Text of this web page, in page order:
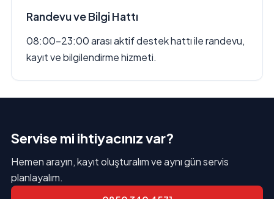
Randevu ve Bilgi Hattı
08:00–23:00 arası aktif destek hattı ile randevu,
kayıt ve bilgilendirme hizmeti.
Servise mi ihtiyacınız var?
Hemen arayın, kayıt oluşturalım ve aynı gün servis
planlayalım.